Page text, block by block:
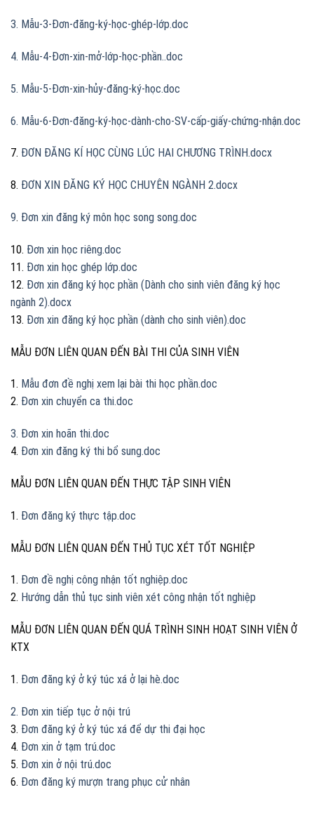
3. Mẫu-3-Đơn-đăng-ký-học-ghép-lớp.doc
4. Mẫu-4-Đơn-xin-mở-lớp-học-phần..doc
5. Mẫu-5-Đơn-xin-hủy-đăng-ký-học.doc
6. Mẫu-6-Đơn-đăng-ký-học-dành-cho-SV-cấp-giấy-chứng-nhận.doc
7. ĐƠN ĐĂNG KÍ HỌC CÙNG LÚC HAI CHƯƠNG TRÌNH.docx
8. ĐƠN XIN ĐĂNG KÝ HỌC CHUYÊN NGÀNH 2.docx
9. Đơn xin đăng ký môn học song song.doc
10. Đơn xin học riêng.doc
11. Đơn xin học ghép lớp.doc
12. Đơn xin đăng ký học phần (Dành cho sinh viên đăng ký học
ngành 2).docx
13. Đơn xin đăng ký học phần (dành cho sinh viên).doc
MẪU ĐƠN LIÊN QUAN ĐẾN BÀI THI CỦA SINH VIÊN
1. Mẫu đơn đề nghị xem lại bài thi học phần.doc
2. Đơn xin chuyển ca thi.doc
3. Đơn xin hoãn thi.doc
4. Đơn xin đăng ký thi bổ sung.doc
MẪU ĐƠN LIÊN QUAN ĐẾN THỰC TẬP SINH VIÊN
1. Đơn đăng ký thực tập.doc
MẪU ĐƠN LIÊN QUAN ĐẾN THỦ TỤC XÉT TỐT NGHIỆP
1. Đơn đề nghị công nhận tốt nghiệp.doc
2. Hướng dẫn thủ tục sinh viên xét công nhận tốt nghiệp
MẪU ĐƠN LIÊN QUAN ĐẾN QUÁ TRÌNH SINH HOẠT SINH VIÊN Ở
KTX
1. Đơn đăng ký ở ký túc xá ở lại hè.doc
2. Đơn xin tiếp tục ở nội trú
3. Đơn đăng ký ở ký túc xá để dự thi đại học
4. Đơn xin ở tạm trú.doc
5. Đơn xin ở nội trú.doc
6. Đơn đăng ký mượn trang phục cử nhân